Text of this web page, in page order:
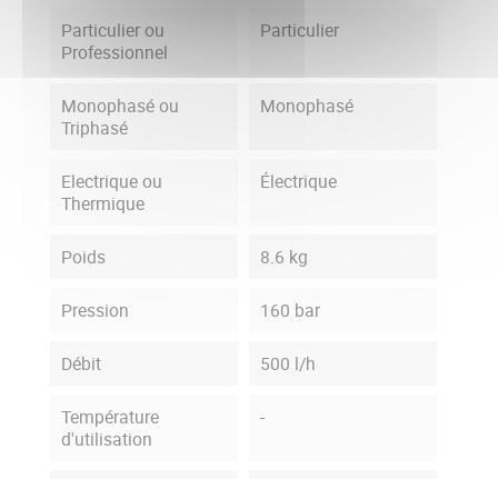
Particulier ou
Professionnel
Particulier
Monophasé ou
Triphasé
Monophasé
Electrique ou
Thermique
Électrique
Poids 8.6 kg
Pression 160 bar
Débit 500 l/h
Température
d'utilisation
-